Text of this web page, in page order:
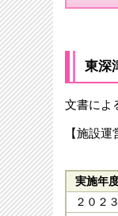
東深
文書によ
【施設運
実施年
２０２